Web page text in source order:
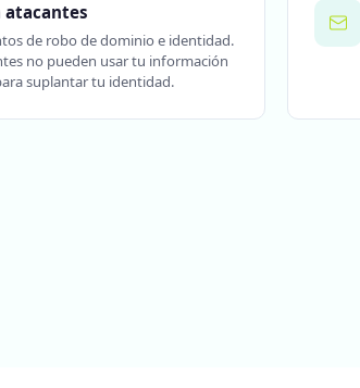
atacantes
de robo de dominio e identidad.
no pueden usar tu información
suplantar tu identidad.